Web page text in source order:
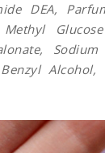
DEA,
Sodium
Alcohol,